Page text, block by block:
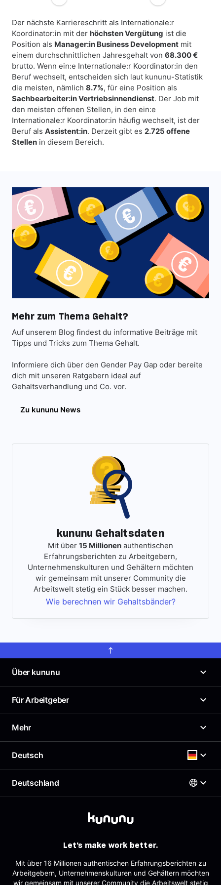
Der nächste Karriereschritt als Internationale:r
Koordinator:in mit der höchsten Vergütung ist die
Position als Manager:in Business Development mit
einem durchschnittlichen Jahresgehalt von 68.300 €
brutto. Wenn ein:e Internationale:r Koordinator:in den
Beruf wechselt, entscheiden sich laut kununu-Statistik
die meisten, nämlich 8.7%, für eine Position als
Sachbearbeiter:in Vertriebsinnendienst. Der Job mit
den meisten offenen Stellen, in den ein:e
Internationale:r Koordinator:in häufig wechselt, ist der
Beruf als Assistent:in. Derzeit gibt es 2.725 offene
Stellen in diesem Bereich.
Mehr zum Thema Gehalt?
Auf unserem Blog findest du informative Beiträge mit
Tipps und Tricks zum Thema Gehalt.
Informiere dich über den Gender Pay Gap oder bereite
dich mit unseren Ratgebern ideal auf
Gehaltsverhandlung und Co. vor.
Zu kununu News
kununu Gehaltsdaten
Mit über 15 Millionen authentischen
Erfahrungsberichten zu Arbeitgebern,
Unternehmenskulturen und Gehältern möchten
wir gemeinsam mit unserer Community die
Arbeitswelt stetig ein Stück besser machen.
Wie berechnen wir Gehaltsbänder?
Über kununu
Was ist kununu?
Presse
Karriere
Richtlinien
Support & Kontakt
Für Arbeitgeber
Arbeitgeberportal
Kostenloses Arbeitgeberprofil
Employer Branding Profil
Support für Arbeitgeber
Arbeitgeber-Newsletter
Mehr
Gehaltscheck
AGB
Impressum
Let's make work better.
Mit über 16 Millionen authentischen Erfahrungsberichten zu
Arbeitgebern, Unternehmenskulturen und Gehältern möchten
wir gemeinsam mit unserer Community die Arbeitswelt stetig
Deutsch
Deutsch
Deutschland